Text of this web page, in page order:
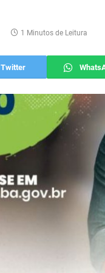
1 Minutos de Leitura
Twitter